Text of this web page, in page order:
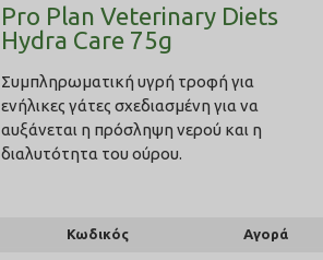
Pro Plan Veterinary Diets
Hydra Care 75g
Συμπληρωματική υγρή τροφή για
ενήλικες γάτες σχεδιασμένη για να
αυξάνεται η πρόσληψη νερού και η
διαλυτότητα του ούρου.
Κωδικός Αγορά